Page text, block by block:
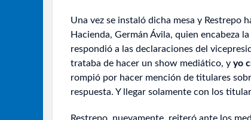
Una vez se instaló dicha mesa y Restrepo
Hacienda, Germán Ávila, quien encabeza
respondió a las declaraciones del
trataba de hacer un show mediático, y yo
rompió por hacer mención de titulares
respuesta. Y llegar solamente con los